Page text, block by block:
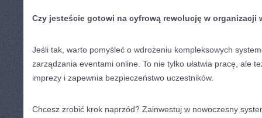
Czy jesteście gotowi na cyfrową rewolucję w organizacji
Jeśli tak, warto pomyśleć o wdrożeniu kompleksowych
zarządzania eventami online. To nie tylko ułatwia pracę, ale
imprezy i zapewnia bezpieczeństwo uczestników.
Chcesz zrobić krok naprzód? Zainwestuj w nowoczesny